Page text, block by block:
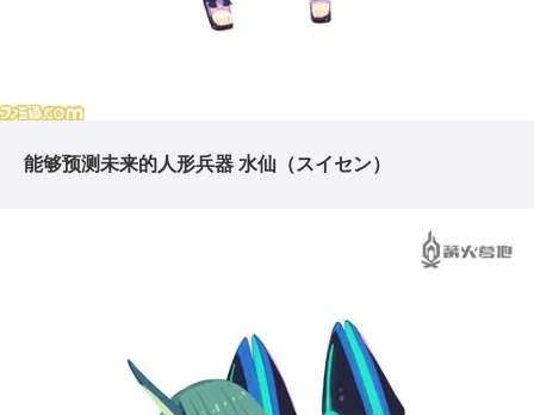
能够预测未来的人形兵器 水仙（スイセン）